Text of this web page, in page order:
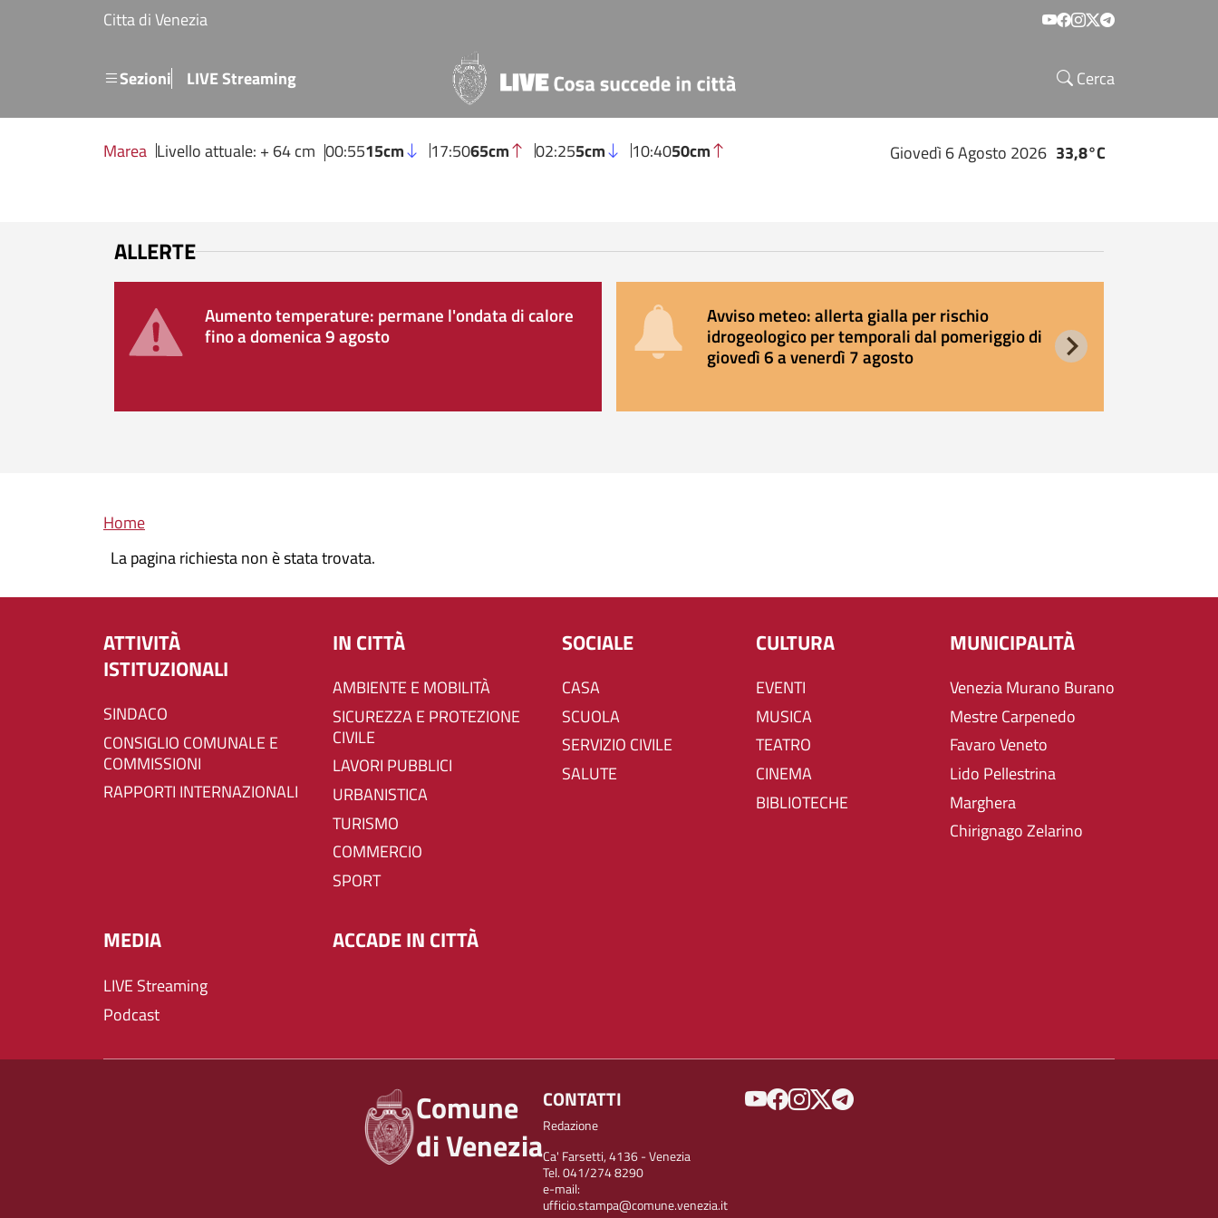
Salta al contenuto principale
Citta di Venezia Social menu
SezioniMenu secondario
LIVE Streaming Cerca
Marea Livello attuale: + 64 cm 00:5515cm 17:5065cm 02:255cm 10:4050cm Giovedì 6 Agosto 2026 33,8°C
ALLERTE
Aumento temperature: permane l'ondata di calore
fino a domenica 9 agosto
Avviso meteo: allerta gialla per rischio
idrogeologico per temporali dal pomeriggio di
giovedì 6 a venerdì 7 agosto
Briciole di pane
Home
La pagina richiesta non è stata trovata.
ATTIVITÀ
ISTITUZIONALI
SINDACO
CONSIGLIO COMUNALE E
COMMISSIONI
RAPPORTI INTERNAZIONALI
IN CITTÀ
AMBIENTE E MOBILITÀ
SICUREZZA E PROTEZIONE
CIVILE
LAVORI PUBBLICI
URBANISTICA
TURISMO
COMMERCIO
SPORT
SOCIALE
CASA
SCUOLA
SERVIZIO CIVILE
SALUTE
CULTURA
EVENTI
MUSICA
TEATRO
CINEMA
BIBLIOTECHE
MUNICIPALITÀ
Venezia Murano Burano
Mestre Carpenedo
Favaro Veneto
Lido Pellestrina
Marghera
Chirignago Zelarino
MEDIA
LIVE Streaming
Podcast
ACCADE IN CITTÀ
Comune
di Venezia
CONTATTI
Redazione
Ca' Farsetti, 4136 - Venezia
Tel. 041/274 8290
e-mail:
ufficio.stampa@comune.venezia.it
SOCIAL MENU